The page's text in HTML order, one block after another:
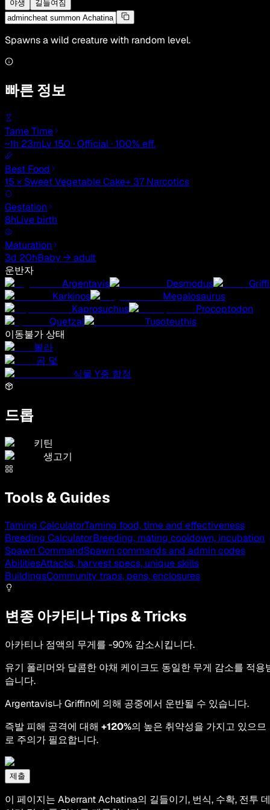
야생 길들여짐
Spawns a wild creature with random level.
빠른 정보
Tame Time
~1h 23mLv 150 · Official · 100% eff.
Best Food
15 × Sweet Vegetable Cake+ 37 Narcotics
Gestation
8hLive birth
Maturation
3d 20hBaby → adult
운반자
Argentavis
Desmodus
Karkinos
Megalosaurus
Kaprosuchus
Procoptodon
Quetzal
Tusoteuthis
이동불가 상태
볼라
곰 덫
식물 Y종 함정
드롭
키틴
생고기
Tools & Guides
Taming CalculatorTaming food, time and effectiveness
Breeding CalculatorBreeding, mating cooldown, incubation
Spawn CommandSpawn commands and admin codes
AbilitiesAttacks, harvest specs, unique skills
BuildingsCommunity traps, pens, enclosures
변종 아카티나 Tips & Tricks
아카티나 점액의 무게를 -90% 감소시킵니다.
유기 폴리머와 달콤한 야채 케이크도 동일한 무게 감소를 적용
습니다.
Argentavis나 Griffin에 의해 공중에서 운반될 수 있습니다.
즉발 피해 공격에 대해 +120%의 높은 취약성을 가지고 있으므
로 주의가 필요합니다.
제출
이 페이지는 Aberrant Achatina의 길들이기, 번식, 수확, 전투 데